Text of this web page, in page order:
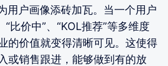
用户画像添砖加瓦。当一个用户
“比价中”、“KOL推荐”等多维度
的价值就变得清晰可见。这使得
或销售跟进，能够做到有的放